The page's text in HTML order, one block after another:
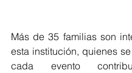
Más de 35 familias son
esta institución, quienes
cada evento